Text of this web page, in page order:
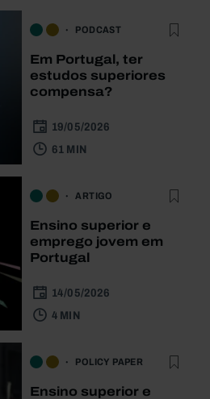
PODCAST
Em Portugal, ter
estudos superiores
compensa?
19/05/2026
61 MIN
ARTIGO
Ensino superior e
emprego jovem em
Portugal
14/05/2026
4 MIN
POLICY PAPER
Ensino superior e